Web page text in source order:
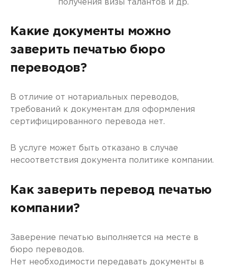
получения визы талантов и др.
Какие документы можно
заверить печатью бюро
переводов?
В отличие от нотариальных переводов,
требований к документам для оформления
сертифицированного перевода нет.
В услуге может быть отказано в случае
несоответствия документа политике компании.
Как заверить перевод печатью
компании?
Заверение печатью выполняется на месте в
бюро переводов.
Нет необходимости передавать документы в